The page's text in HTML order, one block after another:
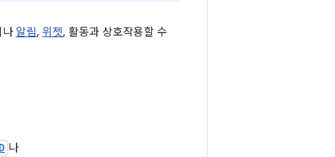
나 알림, 위젯, 활동과 상호작용할 수
나